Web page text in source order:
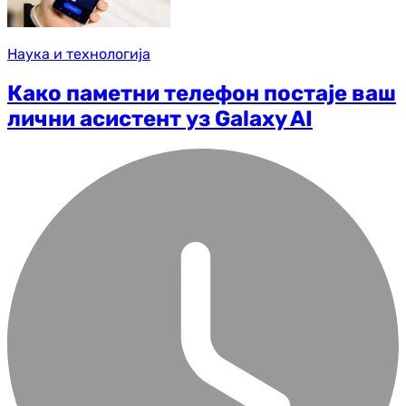
Наука и технологија
Како паметни телефон постаје ваш
лични асистент уз Galaxy AI